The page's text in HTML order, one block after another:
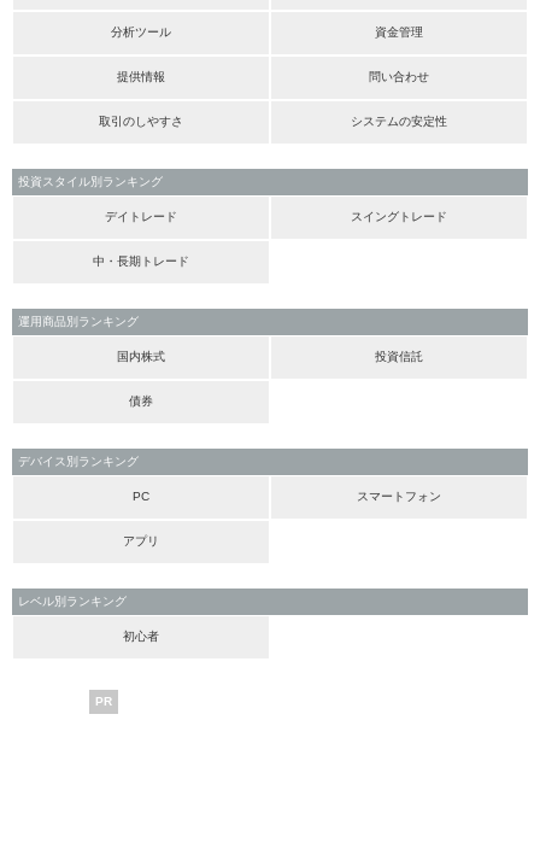
分析ツール 資金管理
提供情報 問い合わせ
取引のしやすさ システムの安定性
投資スタイル別ランキング
デイトレード スイングトレード
中・長期トレード
運用商品別ランキング
国内株式 投資信託
債券
デバイス別ランキング
PC スマートフォン
アプリ
レベル別ランキング
初心者
PR